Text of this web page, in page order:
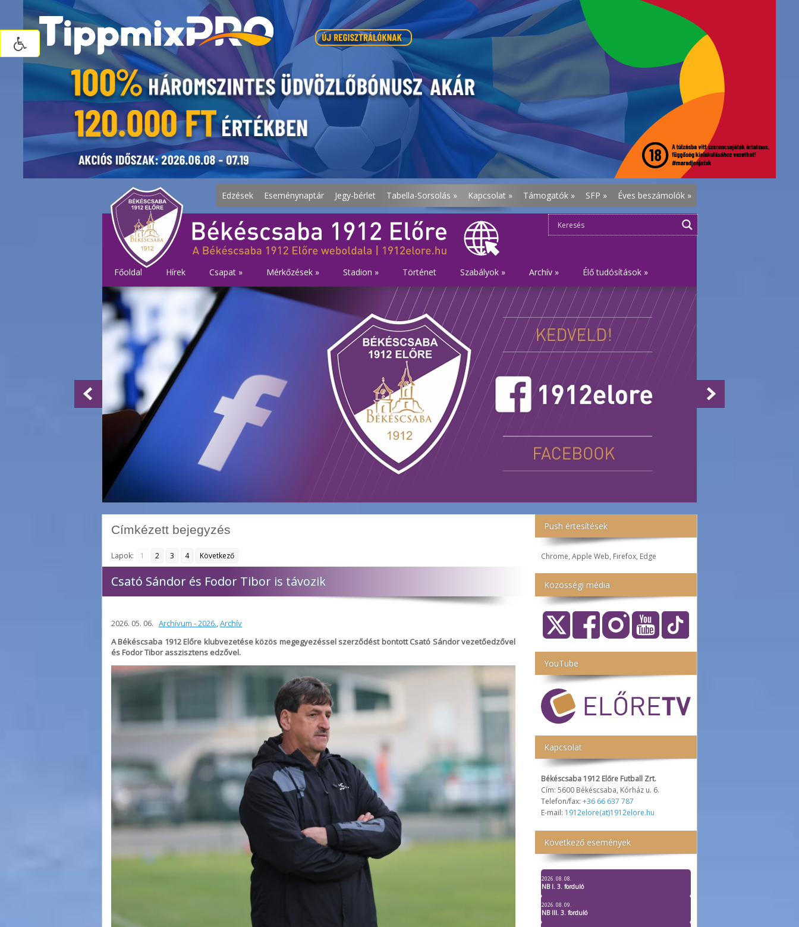
Edzések Eseménynaptár Jegy-bérlet Tabella-Sorsolás » Kapcsolat » Támogatók » SFP » Éves beszámolók »
Főoldal Hírek Csapat » Mérkőzések » Stadion » Történet Szabályok » Archív » Élő tudósítások »
Push értesítések
Chrome, Apple Web, Firefox, Edge
Közösségi média
YouTube
Kapcsolat
Békéscsaba 1912 Előre Futball Zrt.
Cím: 5600 Békéscsaba, Kórház u. 6.
Telefon/fax: +36 66 637 787
E-mail: 1912elore(at)1912elore.hu
Következő események
2026. 08. 08.
NB I. 3. forduló
2026. 08. 09.
NB III. 3. forduló
Címkézett bejegyzés
Lapok: 1 2 3 4 Következő
Csató Sándor és Fodor Tibor is távozik
2026. 05. 06. Archívum - 2026.,Archív
A Békéscsaba 1912 Előre klubvezetése közös megegyezéssel szerződést bontott Csató Sándor vezetőedzővel
és Fodor Tibor asszisztens edzővel.